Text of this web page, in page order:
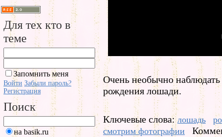
Для тех кто в
теме
Запомнить меня
Войти Забыли пароль?
Регистрация
Поиск
на basik.ru
Очень необычно
рождения лошади.
Ключевые слова:лошадь
смотрим фотографии